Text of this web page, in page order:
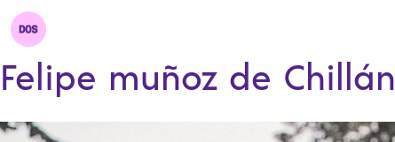
Felipe muñoz de Chillán